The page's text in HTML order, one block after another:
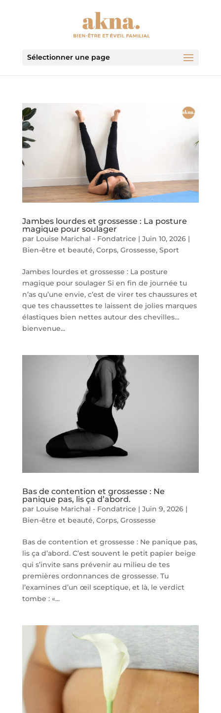
Sélectionner une page
Jambes lourdes et grossesse : La posture
magique pour soulager
par Louise Marichal - Fondatrice | Juin 10, 2026|
Bien-être et beauté, Corps, Grossesse, Sport
Jambes lourdes et grossesse : La posture
magique pour soulager Si en fin de journée tu
n’as qu’une envie, c’est de virer tes chaussures et
que tes chaussettes te laissent de jolies marques
élastiques bien nettes autour des chevilles…
bienvenue...
Bas de contention et grossesse : Ne
panique pas, lis ça d’abord.
par Louise Marichal - Fondatrice | Juin 9, 2026|
Bien-être et beauté, Corps, Grossesse
Bas de contention et grossesse : Ne panique pas,
lis ça d’abord. C’est souvent le petit papier beige
qui s’invite sans prévenir au milieu de tes
premières ordonnances de grossesse. Tu
l’examines d’un œil sceptique, et là, le verdict
tombe : «...